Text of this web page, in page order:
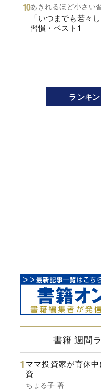
あきれるほど小さい
「いつまでも若々
習慣・ベスト1
ランキ
書籍 週間
ママ投資家が育休
資
ちょる子 著